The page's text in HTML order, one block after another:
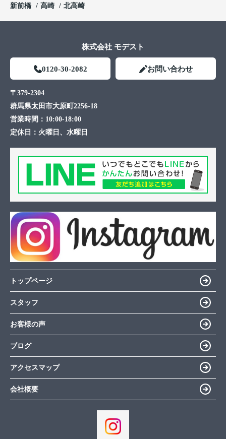
新前橋
高崎 北高崎
株式会社 モデスト
0120-30-2082 お問い合わせ
〒379-2304
群馬県太田市大原町2256-18
営業時間： 10:00-18:00
定休日： 火曜日、水曜日
トップページ
スタッフ
お客様の声
ブログ
アクセスマップ
会社概要